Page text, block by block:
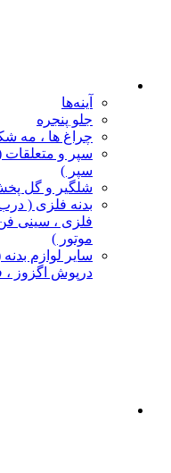
آینه‌ها
جلو پنجره
چراغ‌ ها ، مه‌
سپر و متعلقات
سپر )
شلگیر و گل‌
بدنه فلزی (
فلزی ، سینی فن
موتور )
سایر لوازم بدنه
درپوش اگزوز ،